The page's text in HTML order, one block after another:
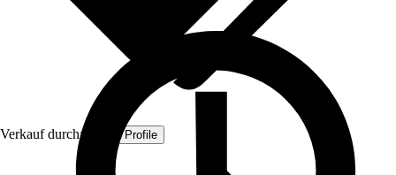
Verkauf durch: Quest Profile